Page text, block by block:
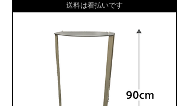
送料は着払いです